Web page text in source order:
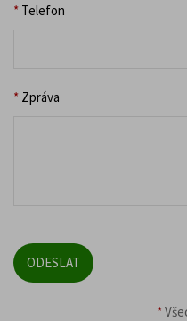
* Telefon
* Zpráva
*